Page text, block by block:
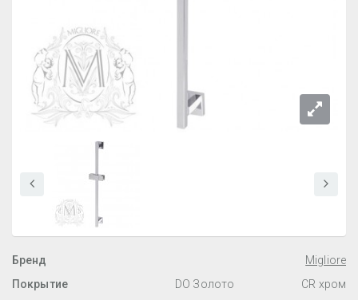
Бренд
Migliore
Покрытие
DO Золото
CR хром